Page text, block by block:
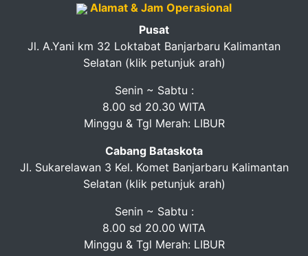
Alamat & Jam Operasional
Pusat
Jl. A.Yani km 32 Loktabat Banjarbaru Kalimantan
Selatan (klik petunjuk arah)
Senin ~ Sabtu :
8.00 sd 20.30 WITA
Minggu & Tgl Merah: LIBUR
Cabang Bataskota
Jl. Sukarelawan 3 Kel. Komet Banjarbaru Kalimantan
Selatan (klik petunjuk arah)
Senin ~ Sabtu :
8.00 sd 20.00 WITA
Minggu & Tgl Merah: LIBUR